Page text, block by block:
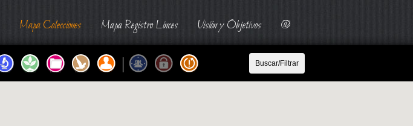
Mapa Colecciones Mapa Registro Linces Visión y Objetivos @